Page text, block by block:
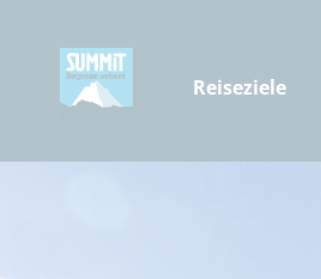
Reiseziele